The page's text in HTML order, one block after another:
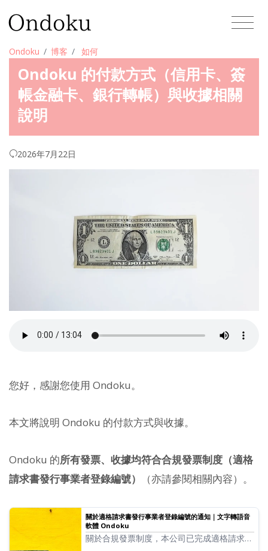
Ondoku 博客 如何
Ondoku 的付款方式（信用卡、簽
帳金融卡、銀行轉帳）與收據相關
說明
2026年7月22日
您好，感謝您使用 Ondoku。
本文將說明 Ondoku 的付款方式與收據。
Ondoku 的所有發票、收據均符合合規發票制度（適格
請求書發行事業者登錄編號）
（亦請參閱相關內容）。
關於適格請求書發行事業者登錄編號的通知｜文字轉語音
軟體 Ondoku
關於合規發票制度，本公司已完成適格請求書